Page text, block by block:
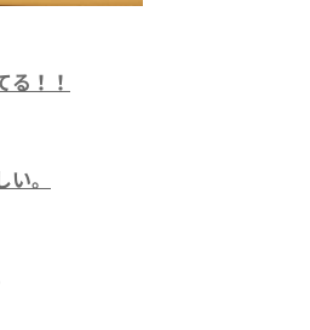
る！！
。